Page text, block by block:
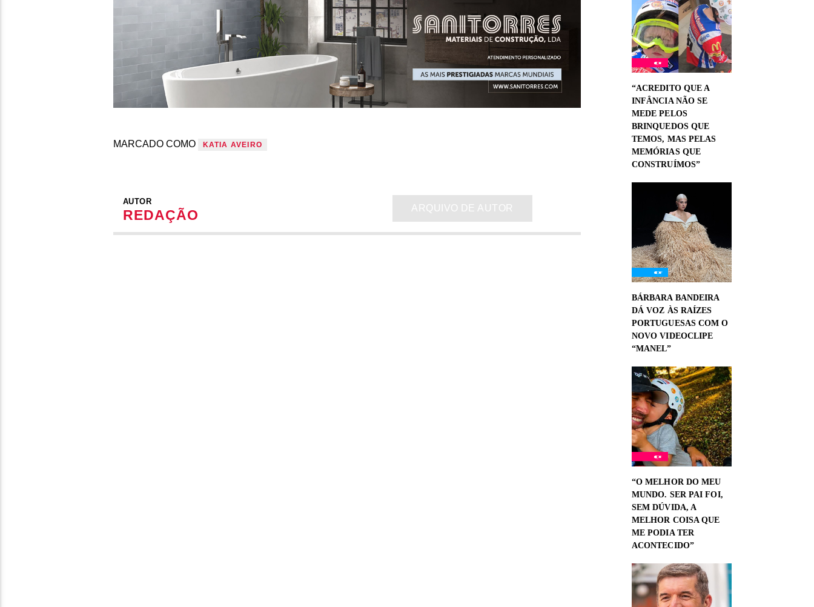
MARCADO COMO KATIA AVEIRO
AUTOR
REDAÇÃO
ARQUIVO DE AUTOR
“ACREDITO QUE A
INFÂNCIA NÃO SE
MEDE PELOS
BRINQUEDOS QUE
TEMOS, MAS PELAS
MEMÓRIAS QUE
CONSTRUÍMOS”
BÁRBARA BANDEIRA
DÁ VOZ ÀS RAÍZES
PORTUGUESAS COM O
NOVO VIDEOCLIPE
“MANEL”
“O MELHOR DO MEU
MUNDO. SER PAI FOI,
SEM DÚVIDA, A
MELHOR COISA QUE
ME PODIA TER
ACONTECIDO”